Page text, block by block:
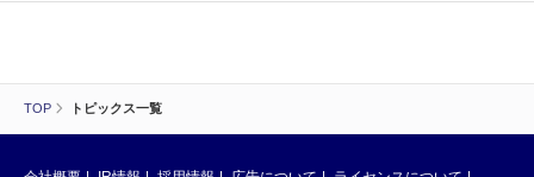
TOP トピックス一覧